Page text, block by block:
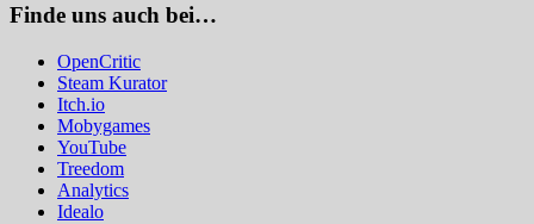
Finde uns auch bei…
OpenCritic
Steam Kurator
Itch.io
Mobygames
YouTube
Treedom
Analytics
Idealo